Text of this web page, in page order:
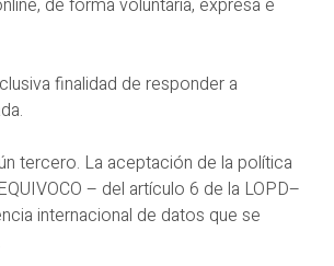
de forma voluntaria, expresa e
finalidad de responder a
tercero. La aceptación de la política
– del artículo 6 de la LOPD–
internacional de datos que se